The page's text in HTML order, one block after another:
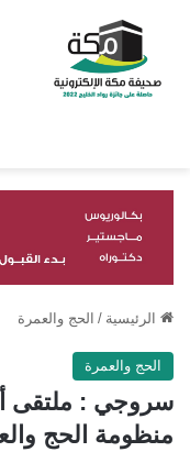
الرئيسية / الحج والعمرة
الحج والعمرة
سروجي : ملتقى
منظومة الحج